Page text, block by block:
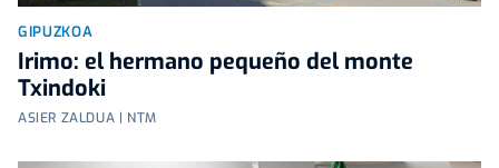
GIPUZKOA
Irimo: el hermano pequeño del monte
Txindoki
ASIER ZALDUA | NTM